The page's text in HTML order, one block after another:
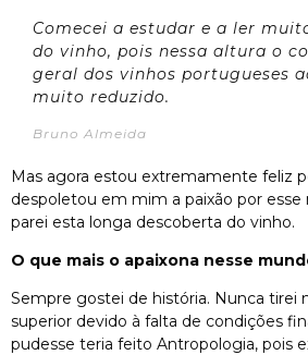
Comecei a estudar e a ler
do vinho, pois nessa altura o
geral dos vinhos portugueses
muito reduzido.
Bruno Almeida
Mas agora estou extremamente feliz
despoletou em mim a paixão por
parei esta longa descoberta do vinho.
O que mais o apaixona nesse
Sempre gostei de história. Nunca tirei
superior devido à falta de condições
pudesse teria feito Antropologia, pois